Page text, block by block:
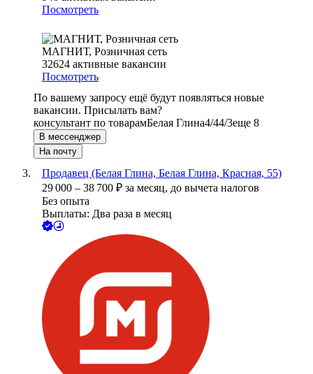
Посмотреть
МАГНИТ, Розничная сеть
32624 активные вакансии
Посмотреть
По вашему запросу ещё будут появляться новые
вакансии. Присылать вам?
консультант по товарамБелая Глина4/44/3еще 8
В мессенджер
На почту
Продавец (Белая Глина, Белая Глина, Красная, 55)
29 000 – 38 700 ₽ за месяц, до вычета налогов
Без опыта
Выплаты: Два раза в месяц